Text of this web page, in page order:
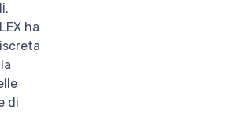
ha
di